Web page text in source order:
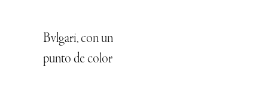
Bvlgari, con un
punto de color